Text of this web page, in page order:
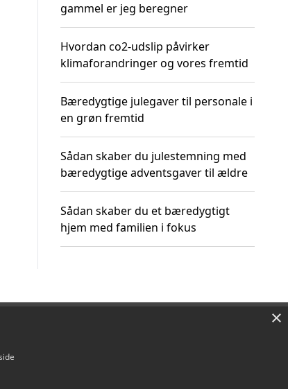
gammel er jeg beregner
Hvordan co2-udslip påvirker
klimaforandringer og vores fremtid
Bæredygtige julegaver til personale i
en grøn fremtid
Sådan skaber du julestemning med
bæredygtige adventsgaver til ældre
Sådan skaber du et bæredygtigt
hjem med familien i fokus
×